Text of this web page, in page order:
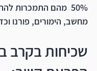
50%  מהם התמכרות
מחשב, הימורים, פורנו
שכיחות בקרב